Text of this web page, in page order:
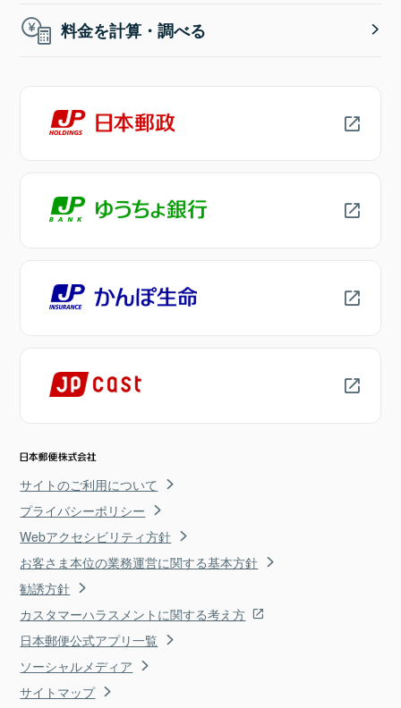
料金を計算・調べる
サイトのご利用について
プライバシーポリシー
Webアクセシビリティ方針
お客さま本位の業務運営に関する基本方針
勧誘方針
カスタマーハラスメントに関する考え方
日本郵便公式アプリ一覧
ソーシャルメディア
サイトマップ